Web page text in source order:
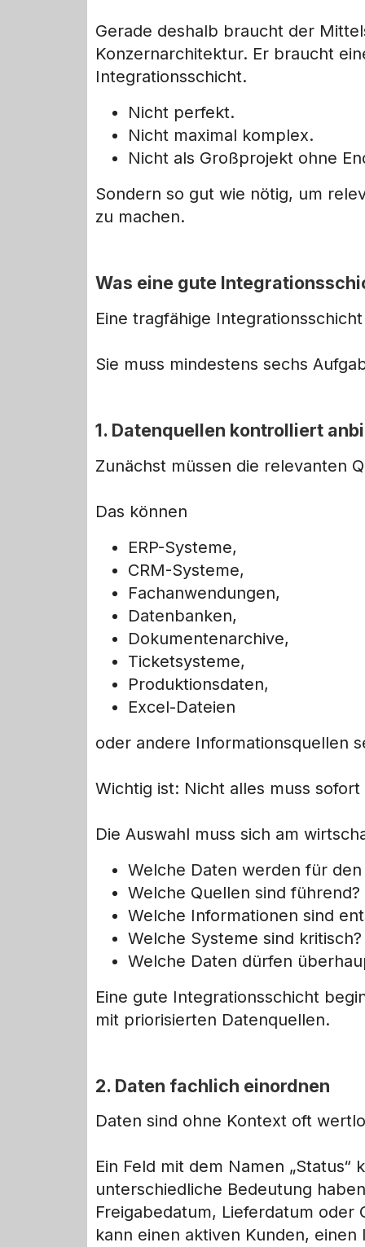
Gerade deshalb braucht der
Konzernarchitektur. Er braucht
Integrationsschicht.
Nicht perfekt.
Nicht maximal komplex.
Nicht als Großprojekt ohne
Sondern so gut wie nötig, um
zu machen.
Was eine gute
Eine tragfähige
Sie muss mindestens sechs
1. Datenquellen kontrolliert
Zunächst müssen die relevanten
Das können
ERP-Systeme,
CRM-Systeme,
Fachanwendungen,
Datenbanken,
Dokumentenarchive,
Ticketsysteme,
Produktionsdaten,
Excel-Dateien
oder andere Informationsquellen
Wichtig ist: Nicht alles muss
Die Auswahl muss sich am
Welche Daten werden für
Welche Quellen sind führend?
Welche Informationen sind
Welche Systeme sind kritisch?
Welche Daten dürfen
Eine gute Integrationsschicht
mit priorisierten Datenquellen.
2. Daten fachlich einordnen
Daten sind ohne Kontext oft
Ein Feld mit dem Namen
unterschiedliche Bedeutung
Freigabedatum, Lieferdatum oder
kann einen aktiven Kunden,